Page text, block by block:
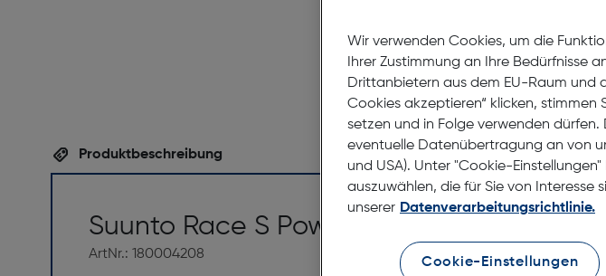
Produktbeschreibung
Suunto Race S Power Blue
ArtNr.: 180004208
Wir verwenden Cookies, um die
Ihrer Zustimmung an Ihre Bedürfnisse
Drittanbietern aus dem EU-Raum und
Cookies akzeptieren“ klicken,
setzen und in Folge verwenden
eventuelle Datenübertragung an von
und USA). Unter "Cookie-
auszuwählen, die für Sie von Interesse
unserer Datenverarbeitungsrichtlinie.
Cookie-Einstellungen